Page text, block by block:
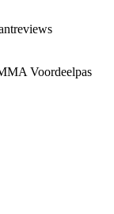
Voordeelpas